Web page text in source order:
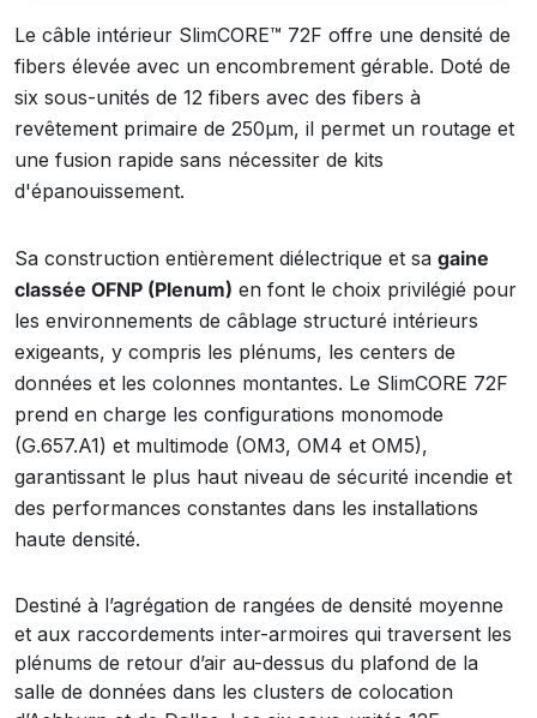
Le câble intérieur SlimCORE™ 72F offre une densité de
fibers élevée avec un encombrement gérable. Doté de
six sous-unités de 12 fibers avec des fibers à
revêtement primaire de 250µm, il permet un routage et
une fusion rapide sans nécessiter de kits
d'épanouissement.
Sa construction entièrement diélectrique et sa gaine
classée OFNP (Plenum) en font le choix privilégié pour
les environnements de câblage structuré intérieurs
exigeants, y compris les plénums, les centers de
données et les colonnes montantes. Le SlimCORE 72F
prend en charge les configurations monomode
(G.657.A1) et multimode (OM3, OM4 et OM5),
garantissant le plus haut niveau de sécurité incendie et
des performances constantes dans les installations
haute densité.
Destiné à l’agrégation de rangées de densité moyenne
et aux raccordements inter-armoires qui traversent les
plénums de retour d’air au-dessus du plafond de la
salle de données dans les clusters de colocation